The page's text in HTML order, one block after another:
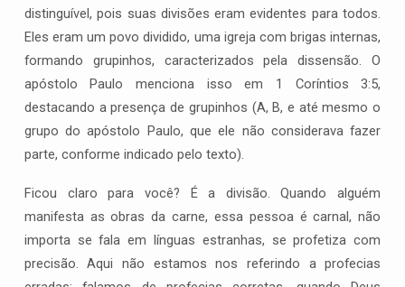
distinguível, pois suas divisões eram evidentes para todos.
Eles eram um povo dividido, uma igreja com brigas internas,
formando grupinhos, caracterizados pela dissensão. O
apóstolo Paulo menciona isso em 1 Coríntios 3:5,
destacando a presença de grupinhos (A, B, e até mesmo o
grupo do apóstolo Paulo, que ele não considerava fazer
parte, conforme indicado pelo texto).
Ficou claro para você? É a divisão. Quando alguém
manifesta as obras da carne, essa pessoa é carnal, não
importa se fala em línguas estranhas, se profetiza com
precisão. Aqui não estamos nos referindo a profecias